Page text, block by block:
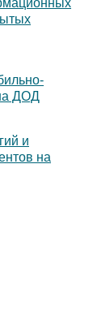
ДОД
и
на